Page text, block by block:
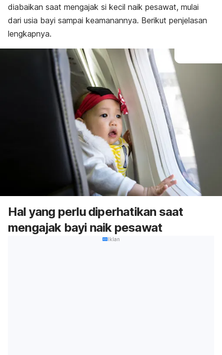
diabaikan saat mengajak si kecil naik pesawat, mulai
dari usia bayi sampai keamanannya. Berikut penjelasan
lengkapnya.
Hal yang perlu diperhatikan saat
mengajak bayi naik pesawat
Iklan